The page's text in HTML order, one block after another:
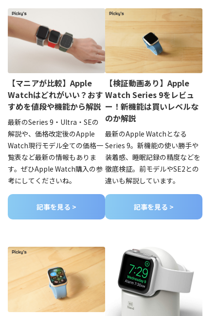
【マニアが比較】Apple
Watchはどれがいい？おす
すめを値段や機能から解説
最新のSeries 9・Ultra・SEの
解説や、価格改定後のApple
Watch現行モデル全ての価格一
覧表など最新の情報もありま
す。ぜひApple Watch購入の参
考にしてくださいね。
記事を見る >
【検証動画あり】Apple
Watch Series 9をレビュ
ー！新機能は買いレベルな
のか解説
最新のApple Watchとなる
Series 9。新機能の使い勝手や
装着感、睡眠記録の精度などを
徹底検証。前モデルやSE2との
違いも解説しています。
記事を見る >